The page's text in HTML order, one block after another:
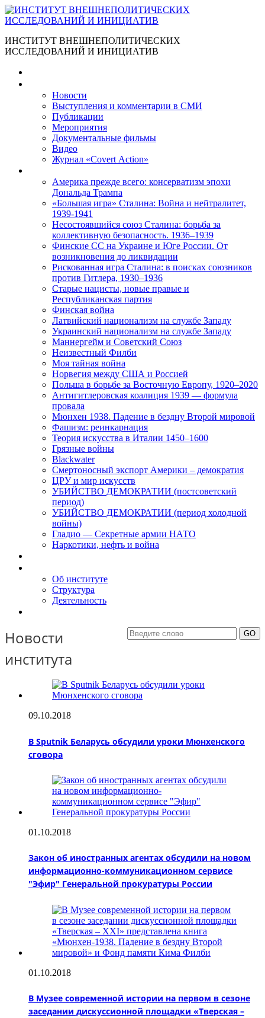
ИНСТИТУТ ВНЕШНЕПОЛИТИЧЕСКИХ
ИССЛЕДОВАНИЙ И ИНИЦИАТИВ
Новости
Выступления и коммента­рии в СМИ
Публикации
Мероприятия
Документальные фильмы
Видео
Журнал «Covert Action»
Америка прежде всего: консерватизм эпохи
Дональда Трампа
«Большая игра» Сталина: Война и нейтралитет,
1939-1941
Несостоявшийся союз Сталина: борьба за
коллективную безопасность. 1936–1939
Финские СС на Украине и Юге России. От
возникновения до ликвидации
Рискованная игра Сталина: в поисках союзников
против Гитлера, 1930–1936
Старые нацисты, новые правые и
Республиканская партия
Финская война
Латвийский национализм на службе Западу
Украинский национализм на службе Западу
Маннергейм и Советский Союз
Неизвестный Филби
Моя тайная война
Норвегия между США и Россией
Польша в борьбе за Восточную Европу, 1920–2020
Антигитлеровская коалиция 1939 — формула
провала
Мюнхен 1938. Падение в бездну Второй мировой
Фашизм: реинкарнация
Теория искусства в Италии 1450–1600
Грязные войны
Blackwater
Смертоносный экспорт Америки – демократия
ЦРУ и мир искусств
УБИЙСТВО ДЕМОКРАТИИ (постсоветский
период)
УБИЙСТВО ДЕМОКРАТИИ (период холодной
войны)
Гладио — Секретные армии НАТО
Наркотики, нефть и война
Об институте
Структура
Деятельность
Новости
института
09.10.2018
В Sputnik Беларусь обсудили уроки Мюнхенского
сговора
01.10.2018
Закон об иностранных агентах обсудили на новом
информационно-коммуникационном сервисе
"Эфир" Генеральной прокуратуры России
01.10.2018
В Музее современной истории на первом в сезоне
заседании дискуссионной площадки «Тверская –